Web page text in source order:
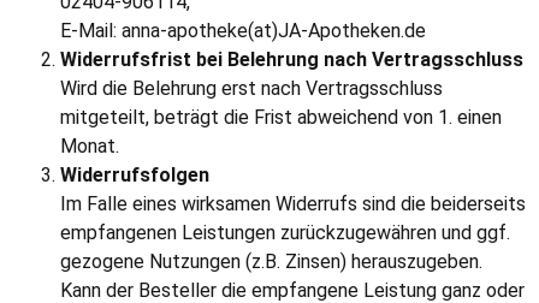
E-Mail: anna-apotheke(at)JA-Apotheken.de
Widerrufsfrist bei Belehrung nach Vertragsschluss
Wird die Belehrung erst nach Vertragsschluss
mitgeteilt, beträgt die Frist abweichend von 1. einen
Monat.
Widerrufsfolgen
Im Falle eines wirksamen Widerrufs sind die beiderseits
empfangenen Leistungen zurückzugewähren und ggf.
gezogene Nutzungen (z.B. Zinsen) herauszugeben.
Kann der Besteller die empfangene Leistung ganz oder